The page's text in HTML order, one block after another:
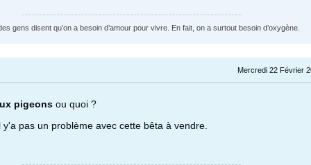
gens disent qu’on a besoin d’amour pour vivre. En fait, on a surtout besoin d’oxygène.
Mercredi 22 Février
pigeons ou quoi ?
pas un problème avec cette bêta à vendre.